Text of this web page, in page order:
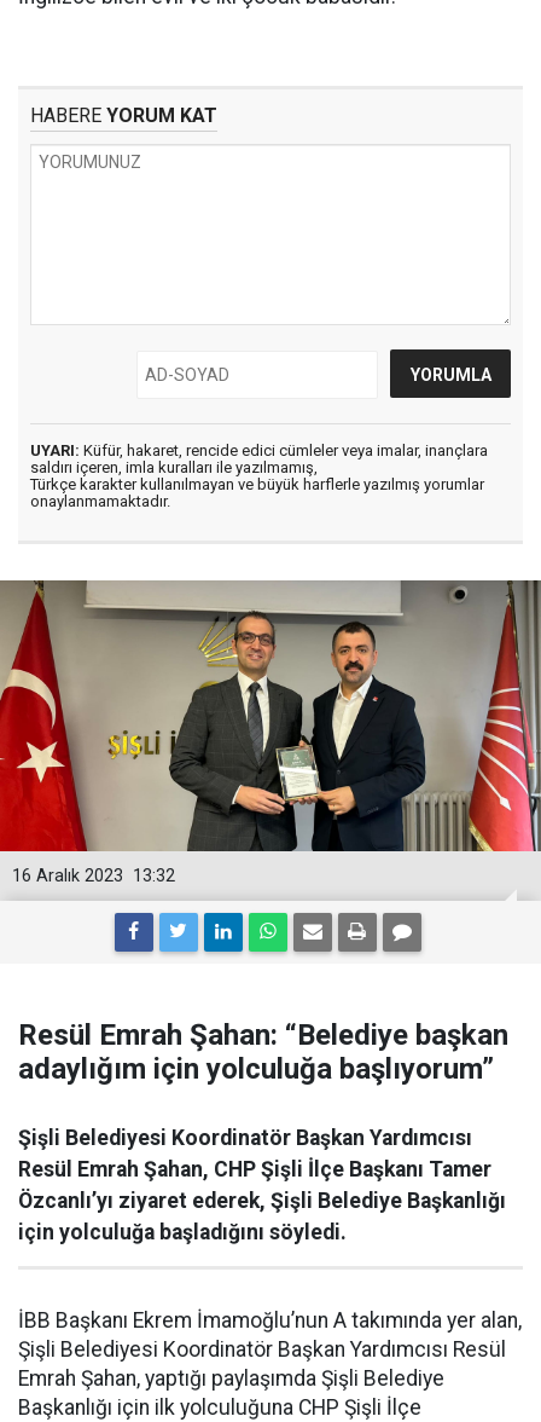
HABERE YORUM KAT
UYARI: Küfür, hakaret, rencide edici cümleler veya imalar, inançlara
saldırı içeren, imla kuralları ile yazılmamış,
Türkçe karakter kullanılmayan ve büyük harflerle yazılmış yorumlar
onaylanmamaktadır.
13:32
16 Aralık 2023
Resül Emrah Şahan: “Belediye başkan
adaylığım için yolculuğa başlıyorum”
Şişli Belediyesi Koordinatör Başkan Yardımcısı
Resül Emrah Şahan, CHP Şişli İlçe Başkanı Tamer
Özcanlı’yı ziyaret ederek, Şişli Belediye Başkanlığı
için yolculuğa başladığını söyledi.
İBB Başkanı Ekrem İmamoğlu’nun A takımında yer alan,
Şişli Belediyesi Koordinatör Başkan Yardımcısı Resül
Emrah Şahan, yaptığı paylaşımda Şişli Belediye
Başkanlığı için ilk yolculuğuna CHP Şişli İlçe